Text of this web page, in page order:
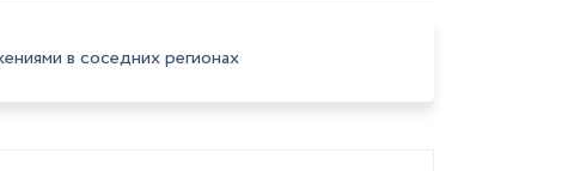
в соседних регионах